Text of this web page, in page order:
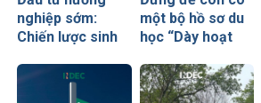
nghiệp sớm:
Chiến lược sinh
của những cha
một bộ hồ sơ du
học “Dày hoạt
thiếu năng lực”